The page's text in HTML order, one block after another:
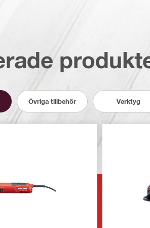
Övriga tillbehör Verktyg